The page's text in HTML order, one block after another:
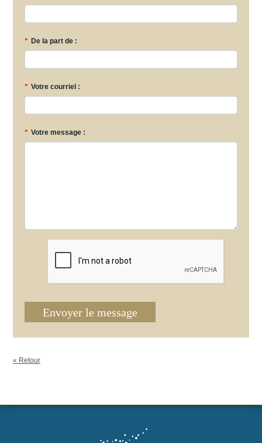
* De la part de :
* Votre courriel :
* Votre message :
Envoyer le message
« Retour